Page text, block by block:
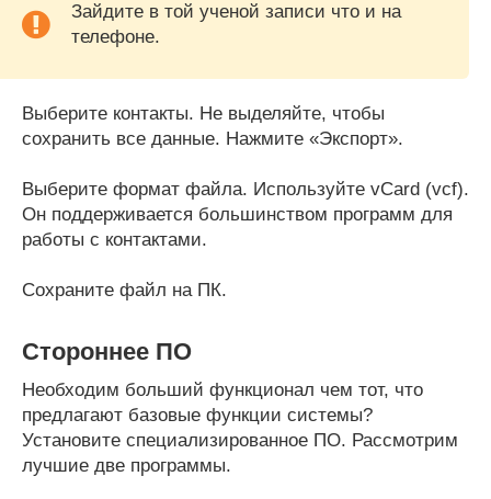
Зайдите в той ученой записи что и на
телефоне.
Выберите контакты. Не выделяйте, чтобы
сохранить все данные. Нажмите «Экспорт».
Выберите формат файла. Используйте vCard (vcf).
Он поддерживается большинством программ для
работы с контактами.
Сохраните файл на ПК.
Стороннее ПО
Необходим больший функционал чем тот, что
предлагают базовые функции системы?
Установите специализированное ПО. Рассмотрим
лучшие две программы.